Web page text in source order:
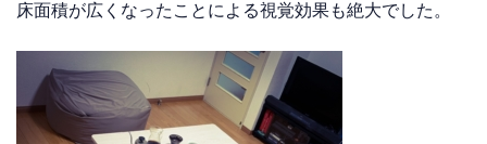
床面積が広くなったことによる視覚効果も絶大でした。